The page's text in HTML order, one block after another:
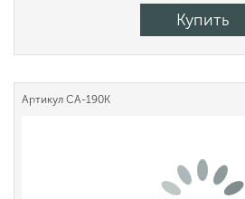
Купить
Артикул СА-190К